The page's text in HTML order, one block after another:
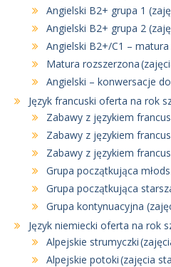
Angielski B2+ grupa 1
Angielski B2+ grupa 2
Angielski B2+/C1 – matura
Matura rozszerzona
Angielski – konwersacje
Język francuski oferta na rok
Zabawy z językiem
Zabawy z językiem
Zabawy z językiem
Grupa początkująca
Grupa początkująca
Grupa kontynuacyjna
Język niemiecki oferta na rok
Alpejskie strumyczki
Alpejskie potoki (zajęcia